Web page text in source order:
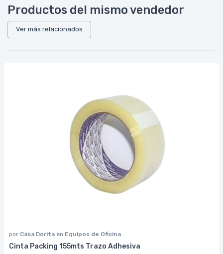
Productos del mismo vendedor
Ver más relacionados
por Casa Dorita en Equipos de Oficina
Cinta Packing 155mts Trazo Adhesiva